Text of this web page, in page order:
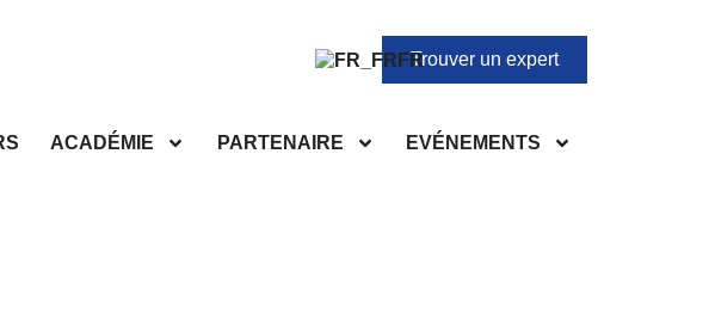
FRTrouver un expert
ACADÉMIE PARTENAIRE EVÉNEMENTS